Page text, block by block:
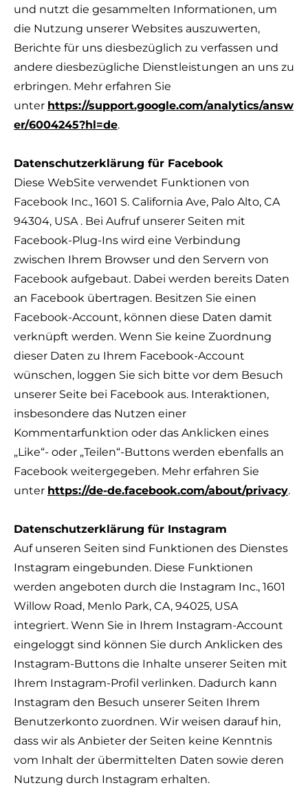
und nutzt die gesammelten Informationen, um
die Nutzung unserer Websites auszuwerten,
Berichte für uns diesbezüglich zu verfassen und
andere diesbezügliche Dienstleistungen an uns zu
erbringen. Mehr erfahren Sie
unter https://support.google.com/analytics/answ
er/6004245?hl=de.
Datenschutzerklärung für Facebook
Diese WebSite verwendet Funktionen von
Facebook Inc., 1601 S. California Ave, Palo Alto, CA
94304, USA . Bei Aufruf unserer Seiten mit
Facebook-Plug-Ins wird eine Verbindung
zwischen Ihrem Browser und den Servern von
Facebook aufgebaut. Dabei werden bereits Daten
an Facebook übertragen. Besitzen Sie einen
Facebook-Account, können diese Daten damit
verknüpft werden. Wenn Sie keine Zuordnung
dieser Daten zu Ihrem Facebook-Account
wünschen, loggen Sie sich bitte vor dem Besuch
unserer Seite bei Facebook aus. Interaktionen,
insbesondere das Nutzen einer
Kommentarfunktion oder das Anklicken eines
„Like“- oder „Teilen“-Buttons werden ebenfalls an
Facebook weitergegeben. Mehr erfahren Sie
unter https://de-de.facebook.com/about/privacy.
Datenschutzerklärung für Instagram
Auf unseren Seiten sind Funktionen des Dienstes
Instagram eingebunden. Diese Funktionen
werden angeboten durch die Instagram Inc., 1601
Willow Road, Menlo Park, CA, 94025, USA
integriert. Wenn Sie in Ihrem Instagram-Account
eingeloggt sind können Sie durch Anklicken des
Instagram-Buttons die Inhalte unserer Seiten mit
Ihrem Instagram-Profil verlinken. Dadurch kann
Instagram den Besuch unserer Seiten Ihrem
Benutzerkonto zuordnen. Wir weisen darauf hin,
dass wir als Anbieter der Seiten keine Kenntnis
vom Inhalt der übermittelten Daten sowie deren
Nutzung durch Instagram erhalten.